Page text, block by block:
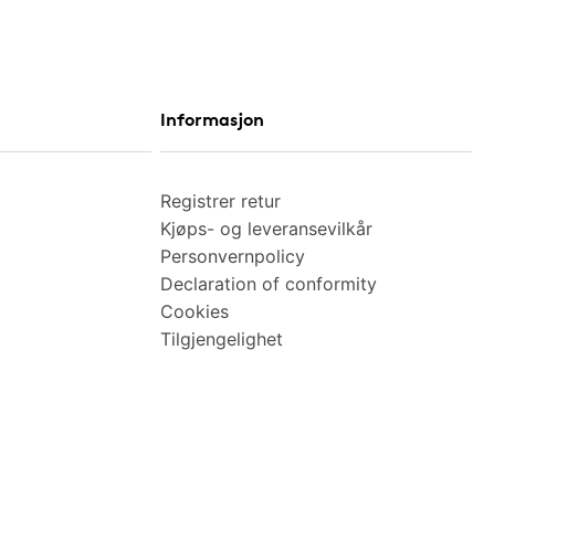
Informasjon
Registrer retur
Kjøps- og leveransevilkår
Personvernpolicy
Declaration of conformity
Cookies
Tilgjengelighet